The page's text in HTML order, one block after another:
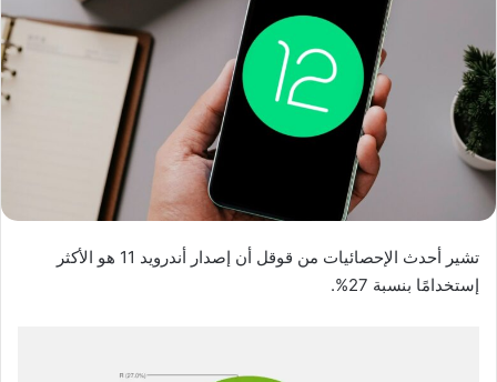
تشير أحدث الإحصائيات من قوقل أن إصدار أندرويد 11 هو الأكثر
إستخدامًا بنسبة 27%.